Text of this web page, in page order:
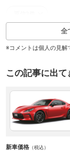
全
※コメントは個人の見解
この記事に出て
新車価格 （税込）